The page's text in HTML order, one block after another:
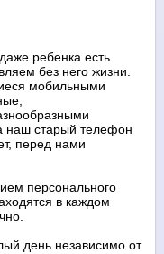
ребенка есть
без него жизни.
мобильными
наш старый телефон
перед нами
персонального
в каждом
день независимо от